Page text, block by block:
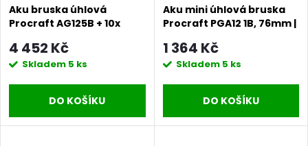
Aku bruska úhlová
Procraft AG125B + 10x
brusný kotouče,
rychloupínací matice |
4 452 Kč
Skladem 5 ks
DO KOŠÍKU
Aku mini úhlová bruska
Procraft PGA12 1B, 76mm |
1 364 Kč
Skladem 5 ks
DO KOŠÍKU